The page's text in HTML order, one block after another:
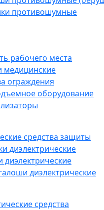
противошумные
рабочего места
медицинские
ограждения
оборудование
средства защиты
диэлектрические
диэлектрические
диэлектрические
средства